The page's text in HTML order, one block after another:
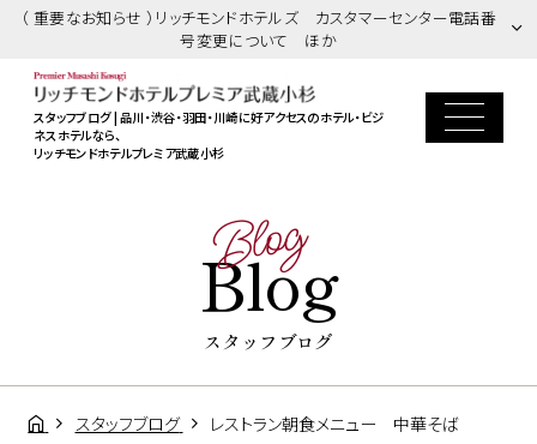
（ 重要なお知らせ ）リッチモンドホテルズ カスタマーセンター電話番
号変更について ほか
スタッフブログ | 品川・渋谷・羽田・川崎に好アクセスのホテル・ビジ
ネスホテルなら、
リッチモンドホテルプレミア武蔵小杉
Blog
Blog
スタッフブログ
スタッフブログ レストラン朝食メニュー 中華そば